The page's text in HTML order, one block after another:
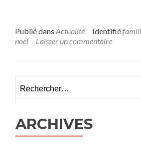
Publié dans Actualité Identifié
noel
Laisser un commentaire
ARCHIVES